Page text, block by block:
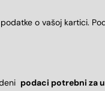
o vašoj kartici.
podaci potrebni za